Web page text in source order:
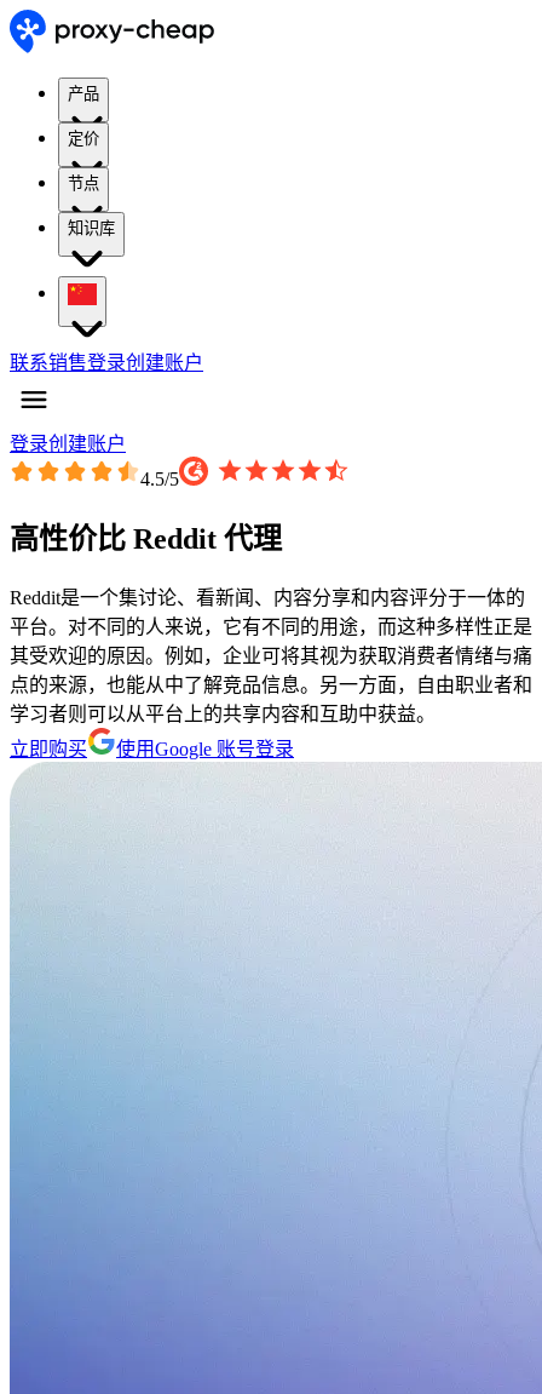
产品
定价
节点
知识库
联系销售登录创建账户
登录创建账户
4.5/5
高性价比 Reddit 代理
Reddit是一个集讨论、看新闻、内容分享和内容评分于一体的
平台。对不同的人来说，它有不同的用途，而这种多样性正是
其受欢迎的原因。例如，企业可将其视为获取消费者情绪与痛
点的来源，也能从中了解竞品信息。另一方面，自由职业者和
学习者则可以从平台上的共享内容和互助中获益。
立即购买
使用Google 账号登录